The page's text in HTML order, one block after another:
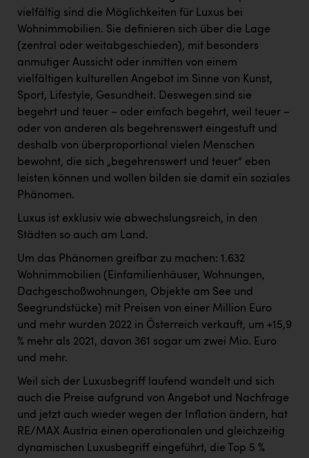
vielfältig sind die Möglichkeiten für Luxus bei
Wohnimmobilien. Sie definieren sich über die Lage
(zentral oder weitabgeschieden), mit besonders
anmutiger Aussicht oder inmitten von einem
vielfältigen kulturellen Angebot im Sinne von Kunst,
Sport, Lifestyle, Gesundheit. Deswegen sind sie
begehrt und teuer – oder einfach begehrt, weil teuer –
oder von anderen als begehrenswert eingestuft und
deshalb von überproportional vielen Menschen
bewohnt, die sich „begehrenswert und teuer“ eben
leisten können und wollen bilden sie damit ein soziales
Phänomen.
Luxus ist exklusiv wie abwechslungsreich, in den
Städten so auch am Land.
Um das Phänomen greifbar zu machen: 1.632
Wohnimmobilien (Einfamilienhäuser, Wohnungen,
Dachgeschoßwohnungen, Objekte am See und
Seegrundstücke) mit Preisen von einer Million Euro
und mehr wurden 2022 in Österreich verkauft, um +15,9
% mehr als 2021, davon 361 sogar um zwei Mio. Euro
und mehr.
Weil sich der Luxusbegriff laufend wandelt und sich
auch die Preise aufgrund von Angebot und Nachfrage
und jetzt auch wieder wegen der Inflation ändern, hat
RE/MAX Austria einen operationalen und gleichzeitig
dynamischen Luxusbegriff eingeführt, die Top 5 %